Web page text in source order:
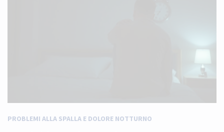
PROBLEMI ALLA SPALLA E DOLORE NOTTURNO